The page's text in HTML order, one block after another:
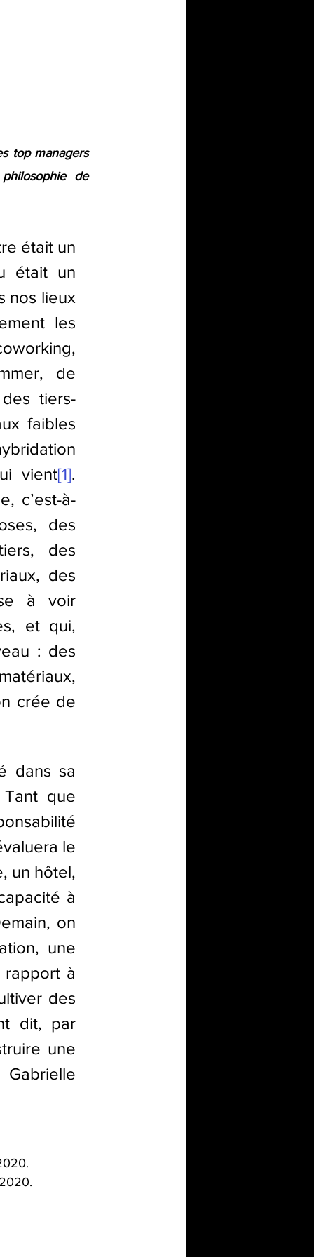
top managers
de
était un
était un
nos lieux
les
de
tiers-
faibles
vient[1].
c’est-à-
des
des
des
à voir
et qui,
: des
crée de
dans sa
que
le
un hôtel,
à
on
une
rapport à
des
dit, par
une